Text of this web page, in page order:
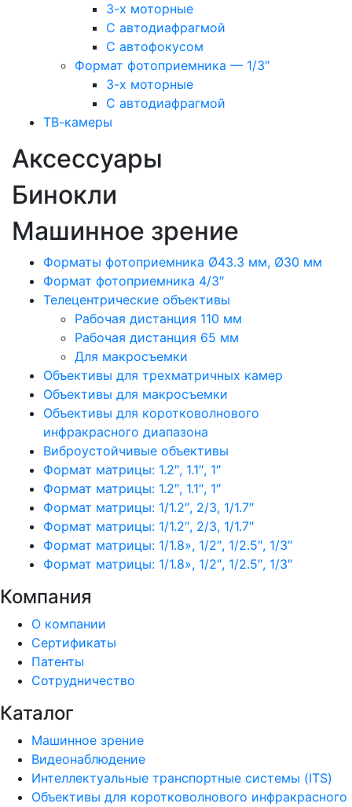
3-х моторные
С автодиафрагмой
С автофокусом
Формат фотоприемника — 1/3″
3-х моторные
С автодиафрагмой
ТВ-камеры
Аксессуары
Бинокли
Машинное зрение
Форматы фотоприемника Ø43.3 мм, Ø30 мм
Формат фотоприемника 4/3″
Телецентрические объективы
Рабочая дистанция 110 мм
Рабочая дистанция 65 мм
Для макросъемки
Объективы для трехматричных камер
Объективы для макросъемки
Объективы для коротковолнового
инфракрасного диапазона
Виброустойчивые объективы
Формат матрицы: 1.2″, 1.1″, 1″
Формат матрицы: 1.2″, 1.1″, 1″
Формат матрицы: 1/1.2″, 2/3, 1/1.7″
Формат матрицы: 1/1.2″, 2/3, 1/1.7″
Формат матрицы: 1/1.8», 1/2″, 1/2.5″, 1/3″
Формат матрицы: 1/1.8», 1/2″, 1/2.5″, 1/3″
Компания
О компании
Сертификаты
Патенты
Сотрудничество
Каталог
Машинное зрение
Видеонаблюдение
Интеллектуальные транспортные системы (ITS)
Объективы для коротковолнового инфракрасного